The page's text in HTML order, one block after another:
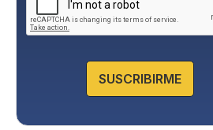
c
a
SUSCRIBIRME